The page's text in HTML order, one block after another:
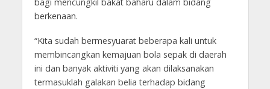
berkenaan.
“Kita sudah bermesyuarat beberapa kali untuk
membincangkan kemajuan bola sepak di daerah
ini dan banyak aktiviti yang akan dilaksanakan
termasuklah galakan belia terhadap bidang